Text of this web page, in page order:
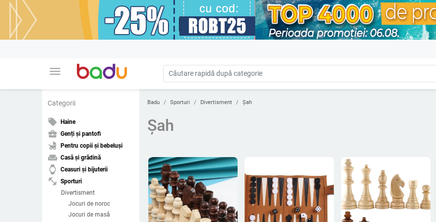
menu
Categorii
local_offer Haine
business_center Genți și pantofi
child_friendly Pentru copii și bebeluși
weekend Casă și grădină
watch Ceasuri și bijuterii
fitness_center Sporturi
Divertisment
Jocuri de noroc
Jocuri de masă
Badu Sporturi Divertisment Şah
Şah